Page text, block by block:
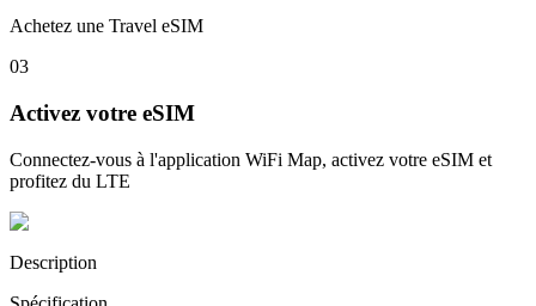
Achetez une Travel eSIM
03
Activez votre eSIM
Connectez-vous à l'application WiFi Map, activez votre eSIM et
profitez du LTE
Description